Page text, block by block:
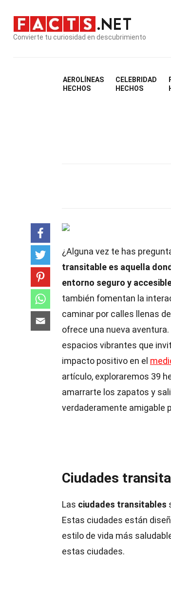
Convierte tu curiosidad en descubrimiento
AEROLÍNEAS
HECHOS
CELEBRIDAD
HECHOS
¿Alguna vez te has
transitable es aquella
entorno seguro y
también fomentan la
caminar por calles llenas
ofrece una nueva
espacios vibrantes que
impacto positivo en el
artículo, exploraremos 39
amarrarte los zapatos y
verdaderamente amigable
Ciudades
Las ciudades transitables
Estas ciudades están
estilo de vida más
estas ciudades.